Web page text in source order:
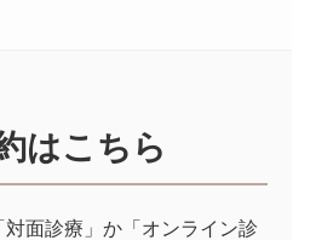
はこちら
面診療」か「オンライン診